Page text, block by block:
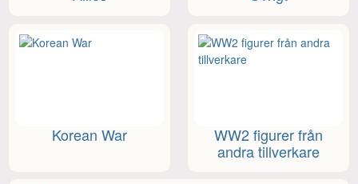
Korean War
WW2 figurer från
andra tillverkare